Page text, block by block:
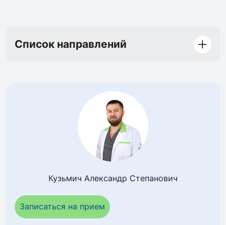
Список направлений
Кузьмич Александр Степанович
Записаться на прием